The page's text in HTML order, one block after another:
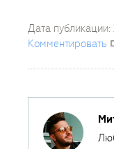
Дата публикации:
Комментировать